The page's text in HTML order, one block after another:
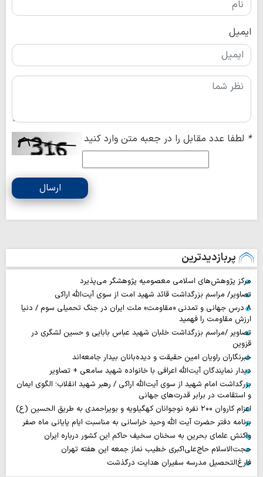
ایمیل
* لطفا عدد مقابل را در جعبه متن وارد کنید
ارسال
پربازدیدترین
مرکز پژوهش‌های اسلامی معصومیه پژوهشگر می‌پذیرد
تصاویر/ مراسم بزرگداشت قائد شهید امت از سوی آیت‌الله اراکی
۸ درس جهانی و تمدنی «مقاومت» ملت ایران در جنگ تحمیلی سوم / دنیا
ارزش مقاومت را فهمید
تصاویر /مراسم بزرگداشت خلبان شهید عباس بابایی و حسین لشگری در
قزوین
خبرنگاران راویان امین حقیقت و دیده‌بانان بیدار جامعه‌اند
دیدار نمایندگان آیت‌الله اعرافی با خانواده شهید سامعی + تصاویر
بزرگداشت امام شهید از سوی آیت‌الله اراکی / رهبر شهید انقلاب؛ الگوی ایمان
و استقامت در برابر قدرت‌های جهانی
اعزام کاروان ۲۰۰ نفره نوجوانان کهگیلویه و بویراحمدی به طریق الحسین (ع)
برنامه دفتر حضرت آیت الله وحید خراسانی به مناسبت ایام پایانی ماه صفر
واکنش علمای بحرین به سخنان سخیف حاکم این کشور درباره ایران
حجت‌الاسلام حاج‌علی‌اکبری خطیب نماز جمعه این هفته تهران
فارغ‌التحصیل مدرسه سفیران هدایت درگذشت